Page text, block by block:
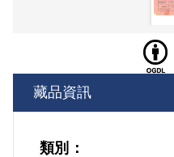
藏品資訊
類別：